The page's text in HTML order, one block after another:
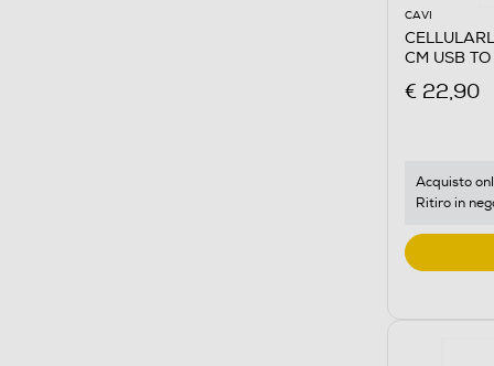
CAVI
CM USB
€ 22,90
Acquisto
Ritiro in